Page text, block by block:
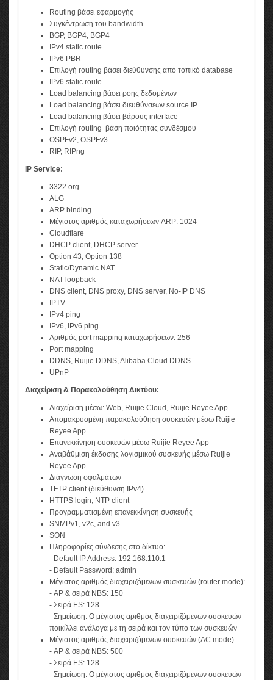
Routing βάσει εφαρμογής
Συγκέντρωση του bandwidth
BGP, BGP4, BGP4+
IPv4 static route
IPv6 PBR
Επιλογή routing βάσει διεύθυνσης από τοπικό database
IPv6 static route
Load balancing βάσει ροής δεδομένων
Load balancing βάσει διευθύνσεων source IP
Load balancing βάσει βάρους interface
Επιλογή routing βάση ποιότητας συνδέσμου
OSPFv2, OSPFv3
RIP, RIPng
IP Service:
3322.org
ALG
ARP binding
Μέγιστος αριθμός καταχωρήσεων ARP: 1024
Cloudflare
DHCP client, DHCP server
Option 43, Option 138
Static/Dynamic NAT
NAT loopback
DNS client, DNS proxy, DNS server, No-IP DNS
IPTV
IPv4 ping
IPv6, IPv6 ping
Αριθμός port mapping καταχωρήσεων: 256
Port mapping
DDNS, Ruijie DDNS, Alibaba Cloud DDNS
UPnP
Διαχείριση & Παρακολούθηση Δικτύου:
Διαχείριση μέσω: Web, Ruijie Cloud, Ruijie Reyee App
Απομακρυσμένη παρακολούθηση συσκευών μέσω Ruijie
Reyee App
Επανεκκίνηση συσκευών μέσω Ruijie Reyee App
Αναβάθμιση έκδοσης λογισμικού συσκευής μέσω Ruijie
Reyee App
​Διάγνωση σφαλμάτων
TFTP client (διεύθυνση IPv4)
HTTPS login, NTP client
Προγραμματισμένη επανεκκίνηση συσκευής
SNMPv1, v2c, and v3
SON
Πληροφορίες σύνδεσης στο δίκτυο:
- Default IP Address: 192.168.110.1
- Default Password: admin
Μέγιστος αριθμός διαχειριζόμενων συσκευών (router mode):
- AP & σειρά NBS: 150
- Σειρά ES: 128
- Σημείωση: Ο μέγιστος αριθμός διαχειριζόμενων συσκευών
ποικίλλει ανάλογα με τη σειρά και τον τύπο των συσκευών
Μέγιστος αριθμός διαχειριζόμενων συσκευών (AC mode):
- AP & σειρά NBS: 500
- Σειρά ES: 128
- Σημείωση: Ο μέγιστος αριθμός διαχειριζόμενων συσκευών